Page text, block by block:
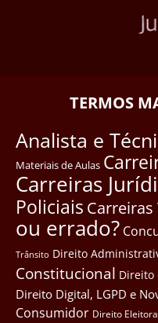
TERMOS
Analista e
Materiais de Aulas
Carreiras
Policiais
ou errado?
Trânsito Direito
Constitucional Direito
Direito Digital, LGPD e
Consumidor Direito